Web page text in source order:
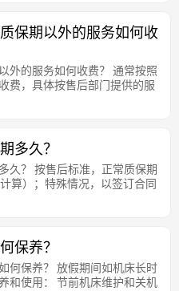
保期以外的服务如何收
务如何收费？ 通常按照
费，具体按售后部门提供的服
多久？
质保期
算）；特殊情况，以签订合同
保养？
间如机床长时
床维护和关机